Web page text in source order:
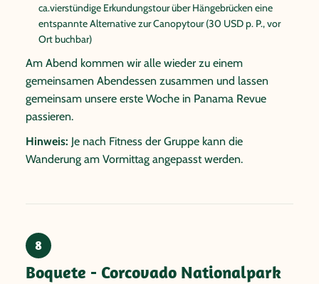
ca.vierstündige Erkundungstour über Hängebrücken eine
entspannte Alternative zur Canopytour (30 USD p. P., vor
Ort buchbar)
Am Abend kommen wir alle wieder zu einem
gemeinsamen Abendessen zusammen und lassen
gemeinsam unsere erste Woche in Panama Revue
passieren.
Hinweis: Je nach Fitness der Gruppe kann die
Wanderung am Vormittag angepasst werden.
8
Boquete - Corcovado Nationalpark